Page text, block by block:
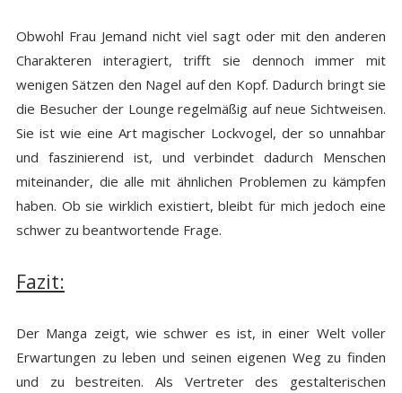
Obwohl Frau Jemand nicht viel sagt oder mit den anderen
Charakteren interagiert, trifft sie dennoch immer mit
wenigen Sätzen den Nagel auf den Kopf. Dadurch bringt sie
die Besucher der Lounge regelmäßig auf neue Sichtweisen.
Sie ist wie eine Art magischer Lockvogel, der so unnahbar
und faszinierend ist, und verbindet dadurch Menschen
miteinander, die alle mit ähnlichen Problemen zu kämpfen
haben. Ob sie wirklich existiert, bleibt für mich jedoch eine
schwer zu beantwortende Frage.
Fazit:
Der Manga zeigt, wie schwer es ist, in einer Welt voller
Erwartungen zu leben und seinen eigenen Weg zu finden
und zu bestreiten. Als Vertreter des gestalterischen